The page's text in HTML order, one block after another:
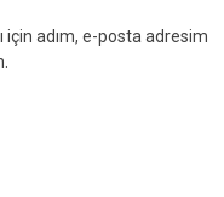
için adım, e-posta adresim